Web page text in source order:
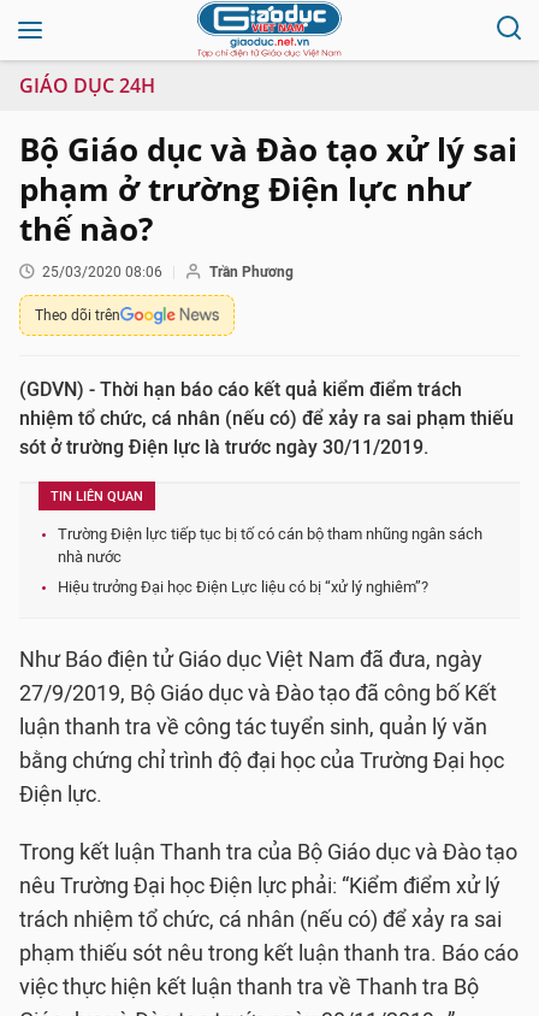
GIÁO DỤC 24H
Bộ Giáo dục và Đào tạo xử lý sai
phạm ở trường Điện lực như
thế nào?
25/03/2020 08:06 Trần Phương
Theo dõi trên
(GDVN) - Thời hạn báo cáo kết quả kiểm điểm trách
nhiệm tổ chức, cá nhân (nếu có) để xảy ra sai phạm thiếu
sót ở trường Điện lực là trước ngày 30/11/2019.
TIN LIÊN QUAN
Trường Điện lực tiếp tục bị tố có cán bộ tham nhũng ngân sách
nhà nước
Hiệu trưởng Đại học Điện Lực liệu có bị “xử lý nghiêm”?
Như Báo điện tử Giáo dục Việt Nam đã đưa, ngày
27/9/2019, Bộ Giáo dục và Đào tạo đã công bố Kết
luận thanh tra về công tác tuyển sinh, quản lý văn
bằng chứng chỉ trình độ đại học của Trường Đại học
Điện lực.
Trong kết luận Thanh tra của Bộ Giáo dục và Đào tạo
nêu Trường Đại học Điện lực phải: “Kiểm điểm xử lý
trách nhiệm tổ chức, cá nhân (nếu có) để xảy ra sai
phạm thiếu sót nêu trong kết luận thanh tra. Báo cáo
việc thực hiện kết luận thanh tra về Thanh tra Bộ